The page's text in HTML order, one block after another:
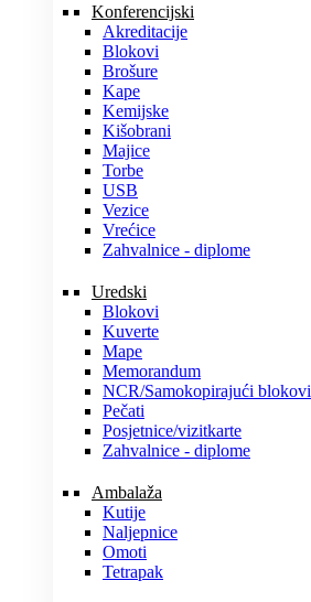
Konferencijski
Akreditacije
Blokovi
Brošure
Kape
Kemijske
Kišobrani
Majice
Torbe
USB
Vezice
Vrećice
Zahvalnice - diplome
Uredski
Blokovi
Kuverte
Mape
Memorandum
NCR/Samokopirajući blokovi
Pečati
Posjetnice/vizitkarte
Zahvalnice - diplome
Ambalaža
Kutije
Naljepnice
Omoti
Tetrapak